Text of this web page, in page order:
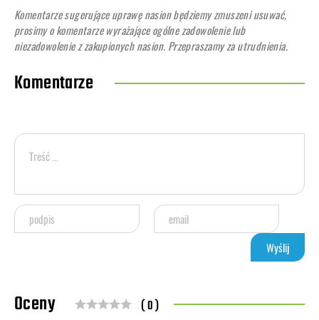
Komentarze sugerujące uprawę nasion będziemy zmuszeni usuwać,
prosimy o komentarze wyrażające ogólne zadowolenie lub
niezadowolenie z zakupionych nasion. Przepraszamy za utrudnienia.
Komentarze
Oceny ( 0 )